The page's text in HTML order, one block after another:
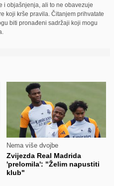
i objašnjenja, ali to ne obavezuje
koji krše pravila. Čitanjem prihvatate
biti pronađeni sadržaji koji mogu
Nema više dvojbe
Zvijezda Real Madrida
'prelomila': "Želim napustiti
klub"